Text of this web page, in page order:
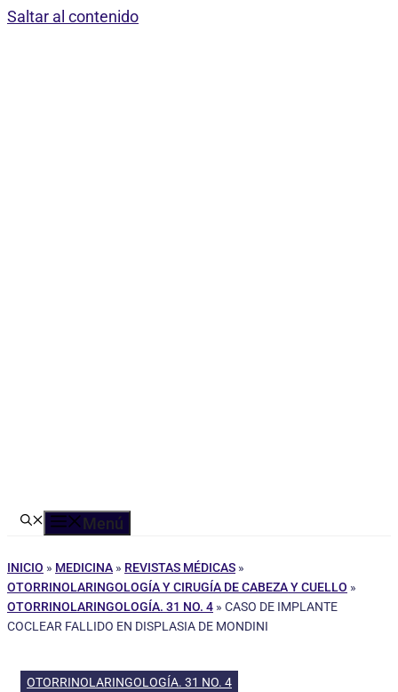
Saltar al contenido
Menú
INICIO » MEDICINA » REVISTAS MÉDICAS »
OTORRINOLARINGOLOGÍA Y CIRUGÍA DE CABEZA Y CUELLO »
OTORRINOLARINGOLOGÍA. 31 NO. 4 » CASO DE IMPLANTE
COCLEAR FALLIDO EN DISPLASIA DE MONDINI
OTORRINOLARINGOLOGÍA. 31 NO. 4